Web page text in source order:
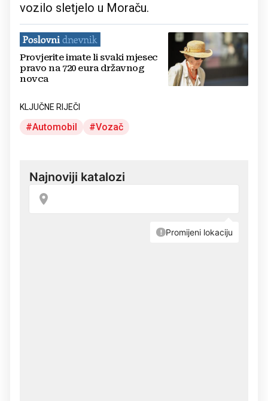
vozilo sletjelo u Moraču.
Provjerite imate li svaki mjesec
pravo na 720 eura državnog
novca
KLJUČNE RIJEČI
Automobil Vozač